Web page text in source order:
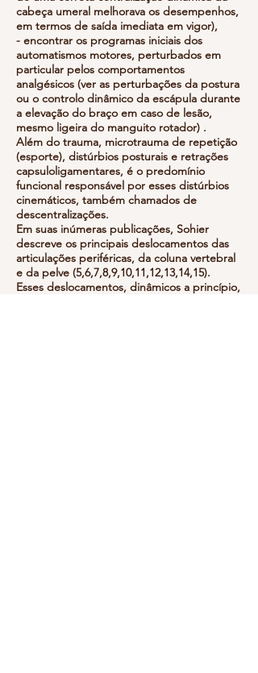
cabeça umeral melhorava os desempenhos,
em termos de saída imediata em vigor),
- encontrar os programas iniciais dos
automatismos motores, perturbados em
particular pelos comportamentos
analgésicos (ver as perturbações da postura
ou o controlo dinâmico da escápula durante
a elevação do braço em caso de lesão,
mesmo ligeira do manguito rotador) .
Além do trauma, microtrauma de repetição
(esporte), distúrbios posturais e retrações
capsuloligamentares, é o predomínio
funcional responsável por esses distúrbios
cinemáticos, também chamados de
descentralizações.
Em suas inúmeras publicações, Sohier
descreve os principais deslocamentos das
articulações periféricas, da coluna vertebral
e da pelve (5,6,7,8,9,10,11,12,13,14,15).
Esses deslocamentos, dinâmicos a princípio,